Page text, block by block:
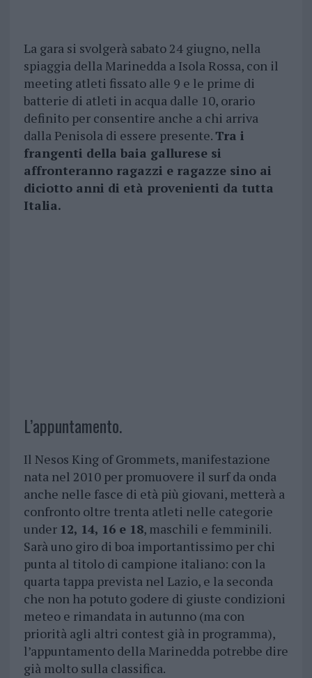
La gara si svolgerà sabato 24 giugno, nella
spiaggia della Marinedda a Isola Rossa, con il
meeting atleti fissato alle 9 e le prime di
batterie di atleti in acqua dalle 10, orario
definito per consentire anche a chi arriva
dalla Penisola di essere presente.Tra i
frangenti della baia gallurese si
affronteranno ragazzi e ragazze sino ai
diciotto anni di età provenienti da tutta
Italia.
L’appuntamento.
Il Nesos King of Grommets, manifestazione
nata nel 2010 per promuovere il surf da onda
anche nelle fasce di età più giovani, metterà a
confronto oltre trenta atleti nelle categorie
under 12, 14, 16 e 18, maschili e femminili.
Sarà uno giro di boa importantissimo per chi
punta al titolo di campione italiano: con la
quarta tappa prevista nel Lazio, e la seconda
che non ha potuto godere di giuste condizioni
meteo e rimandata in autunno (ma con
priorità agli altri contest già in programma),
l’appuntamento della Marinedda potrebbe dire
già molto sulla classifica.